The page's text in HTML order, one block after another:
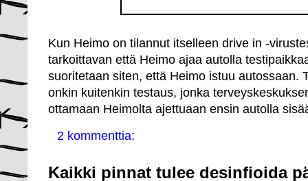
Kun Heimo on tilannut itselleen drive in -
tarkoittavan että Heimo ajaa autolla
suoritetaan siten, että Heimo istuu autossaan.
onkin kuitenkin testaus, jonka
ottamaan Heimolta ajettuaan ensin autolla
2 kommenttia:
Kaikki pinnat tulee desinfioida